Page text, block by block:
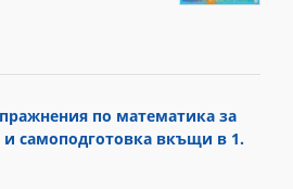
по математика за
и самоподготовка вкъщи в 1.